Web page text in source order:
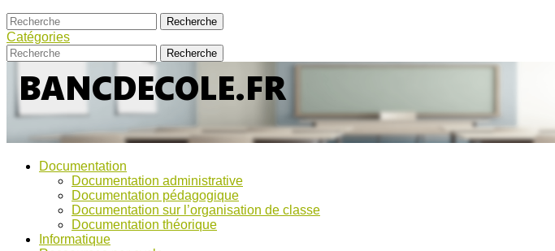
Catégories
Bancs
d’Ecole
pour
discussions
Documentation
Documentation administrative
Documentation pédagogique
Documentation sur l’organisation de classe
Documentation théorique
Informatique